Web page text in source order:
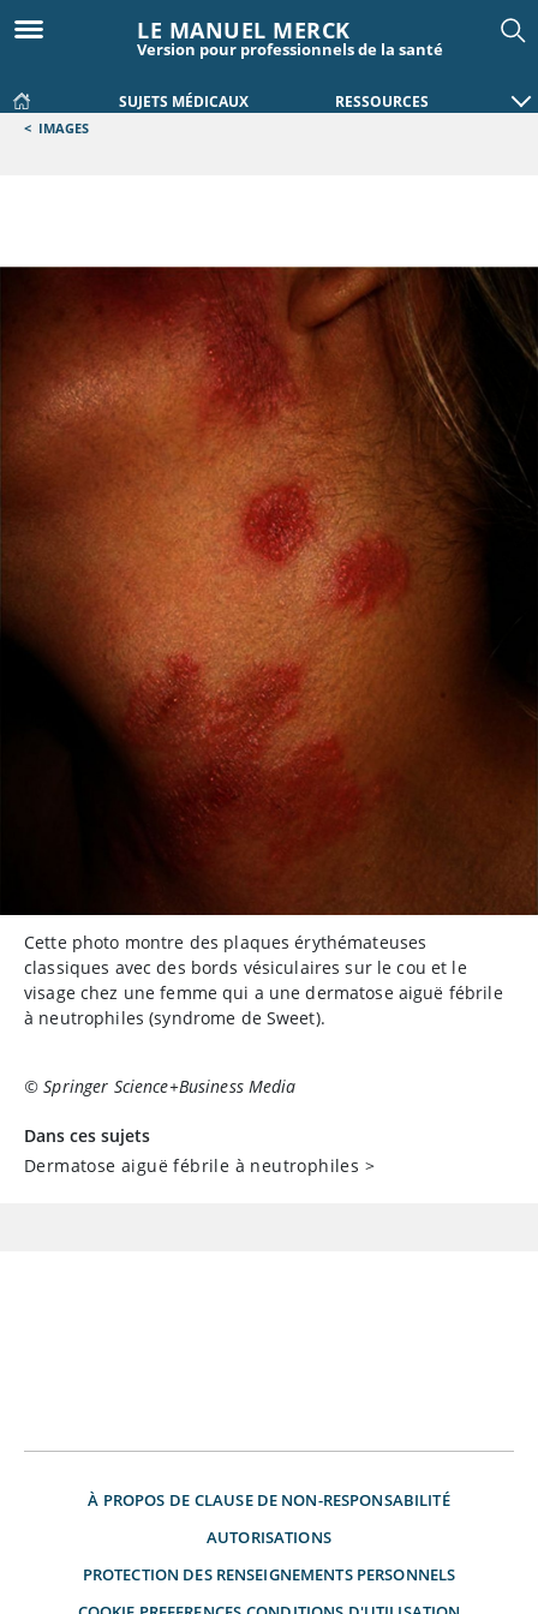
LE MANUEL MERCK
Version pour professionnels de la santé
SUJETS MÉDICAUX RESSOURCES
< IMAGES
Cette photo montre des plaques érythémateuses
classiques avec des bords vésiculaires sur le cou et le
visage chez une femme qui a une dermatose aiguë fébrile
à neutrophiles (syndrome de Sweet).
© Springer Science+Business Media
Dans ces sujets
Dermatose aiguë fébrile à neutrophiles >
À PROPOS DE CLAUSE DE NON-RESPONSABILITÉ
AUTORISATIONS
PROTECTION DES RENSEIGNEMENTS PERSONNELS